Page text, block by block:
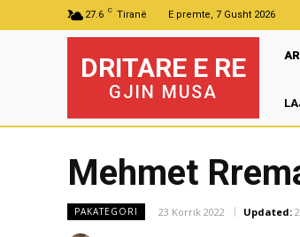
27.6 C Tiranë E premte, 7 Gusht 2026
DRITARE E RE
GJIN MUSA
Mehmet
PAKATEGORI 23 Korrik 2022 Updated: